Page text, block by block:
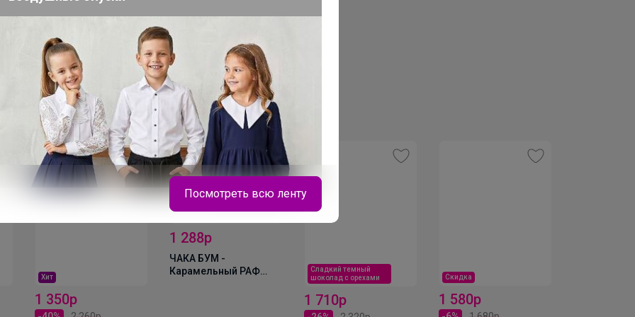
Хит
1 350р
1 288р
ЧАКА БУМ -
Карамельный РАФ
Сладкий темный
шоколад с орехами
1 710р
Скидка
1 580р
Посмотреть всю ленту